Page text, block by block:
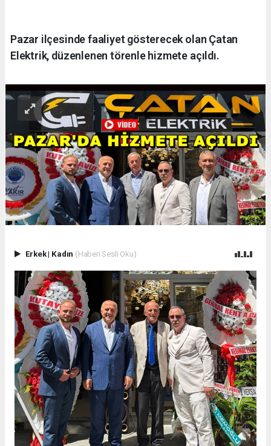
Pazar ilçesinde faaliyet gösterecek olan Çatan
Elektrik, düzenlenen törenle hizmete açıldı.
Erkek| Kadın (Haberi Sesli Oku)